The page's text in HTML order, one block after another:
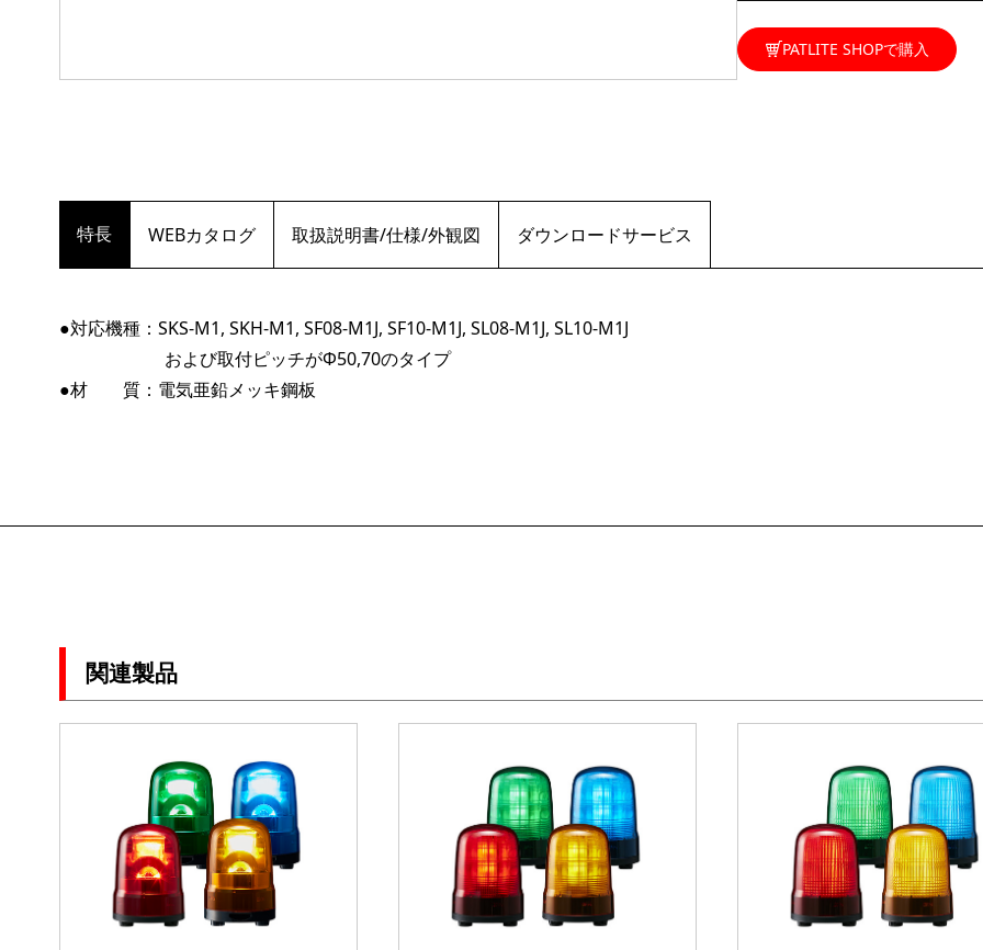
PATLITE SHOPで購入
特長 WEBカタログ 取扱説明書/仕様/外観図 ダウンロードサービス
●対応機種：SKS-M1, SKH-M1, SF08-M1J, SF10-M1J, SL08-M1J, SL10-M1J
および取付ピッチがΦ50,70のタイプ
●材 質：電気亜鉛メッキ鋼板
関連製品